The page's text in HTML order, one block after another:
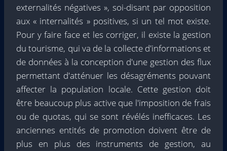
externalités négatives », soi-disant par opposition
aux « internalités » positives, si un tel mot existe.
Pour y faire face et les corriger, il existe la gestion
du tourisme, qui va de la collecte d'informations et
de données à la conception d'une gestion des flux
permettant d'atténuer les désagréments pouvant
affecter la population locale. Cette gestion doit
être beaucoup plus active que l'imposition de frais
ou de quotas, qui se sont révélés inefficaces. Les
anciennes entités de promotion doivent être de
plus en plus des instruments de gestion, au